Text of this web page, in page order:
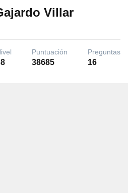
Villar
Puntuación
38685
Preguntas
16